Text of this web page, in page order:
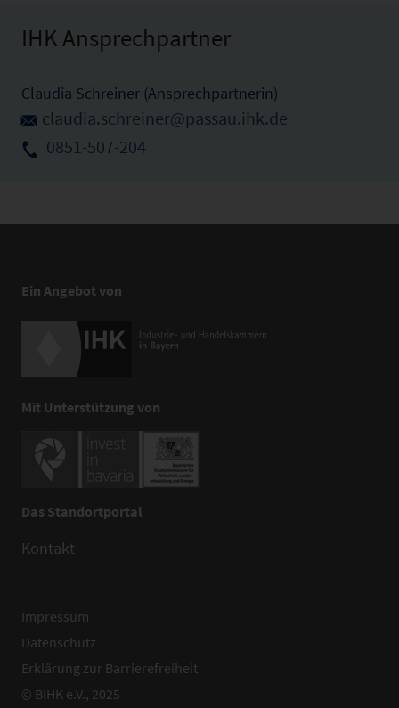
IHK Ansprechpartner
Claudia Schreiner (Ansprechpartnerin)
claudia.schreiner@passau.ihk.de
0851-507-204
Ein Angebot von
Mit Unterstützung von
Das Standortportal
Kontakt
Impressum
Datenschutz
Erklärung zur Barrierefreiheit
© BIHK e.V., 2025